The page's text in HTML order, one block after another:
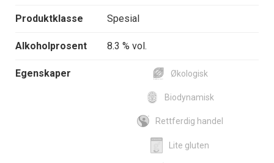
Produktklasse Spesial
Alkoholprosent 8.3 % vol.
Egenskaper Økologisk
Biodynamisk
Rettferdig handel
Lite gluten